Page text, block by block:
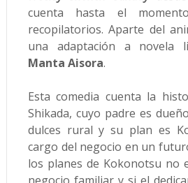
cuenta hasta el
recopilatorios. Aparte del
una adaptación a novela
Manta Aisora.
Esta comedia cuenta la
Shikada, cuyo padre es
dulces rural y su plan es
cargo del negocio en un
los planes de Kokonotsu no